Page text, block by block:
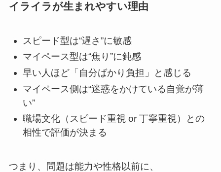
イライラが生まれやすい理由
スピード型は“遅さ”に敏感
マイペース型は“焦り”に鈍感
早い人ほど「自分ばかり負担」と感じる
マイペース側は“迷惑をかけている自覚が薄
い”
職場文化（スピード重視 or 丁寧重視）との
相性で評価が決まる
つまり、問題は能力や性格以前に、